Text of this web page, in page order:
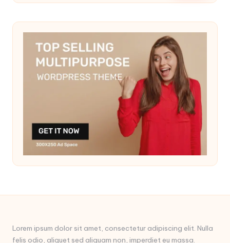
Lorem ipsum dolor sit amet, consectetur adipiscing elit. Nulla
felis odio, aliquet sed aliquam non, imperdiet eu massa.